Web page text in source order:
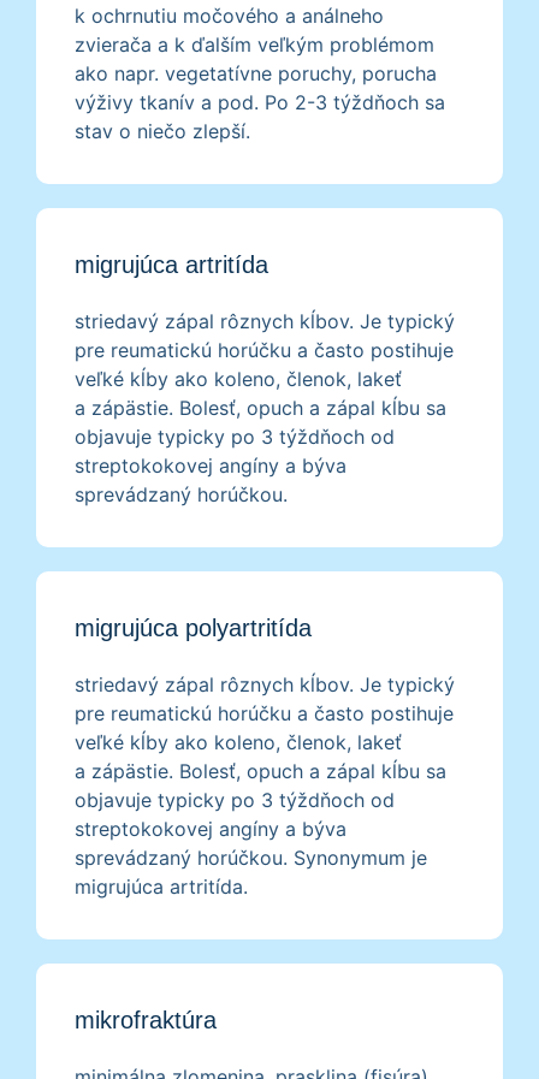
k ochrnutiu močového a análneho
zvierača a k ďalším veľkým problémom
ako napr. vegetatívne poruchy, porucha
výživy tkanív a pod. Po 2-3 týždňoch sa
stav o niečo zlepší.
migrujúca artritída
striedavý zápal rôznych kĺbov. Je typický
pre reumatickú horúčku a často postihuje
veľké kĺby ako koleno, členok, lakeť
a zápästie. Bolesť, opuch a zápal kĺbu sa
objavuje typicky po 3 týždňoch od
streptokokovej angíny a býva
sprevádzaný horúčkou.
migrujúca polyartritída
striedavý zápal rôznych kĺbov. Je typický
pre reumatickú horúčku a často postihuje
veľké kĺby ako koleno, členok, lakeť
a zápästie. Bolesť, opuch a zápal kĺbu sa
objavuje typicky po 3 týždňoch od
streptokokovej angíny a býva
sprevádzaný horúčkou. Synonymum je
migrujúca artritída.
mikrofraktúra